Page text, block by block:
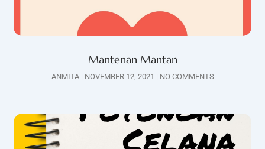
Mantenan Mantan
ANMITA NOVEMBER 12, 2021 NO COMMENTS